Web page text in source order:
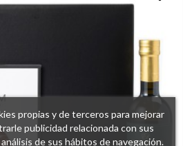
propias y de terceros para mejorar
publicidad relacionada con sus
de sus hábitos de navegación.